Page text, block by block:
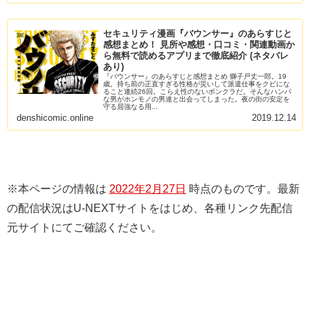
セキュリティ漫画『バウンサー』のあらすじと
感想まとめ！ 見所や感想・口コミ・関連動画か
ら無料で読めるアプリまで徹底紹介 (ネタバレ
あり)
『バウンサー』のあらすじと感想まとめ 獅子戸丈一郎。19
歳。持ち前の正直すぎる性格が災いして派遣仕事をクビにな
ること連続26回。こらえ性のないボンクラだ。そんなハンパ
な男がホンモノの男達と出会ってしまった。夜の街の安定を
守る屈強なる用...
denshicomic.online 2019.12.14
※本ページの情報は 2022年2月27日 時点のものです。最新
の配信状況はU-NEXTサイトをはじめ、各種リンク先配信
元サイトにてご確認ください。